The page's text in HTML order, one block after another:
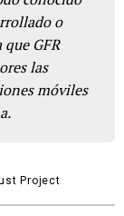
o
GFR
las
móviles